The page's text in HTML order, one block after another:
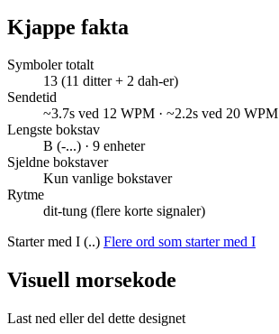
Kjappe fakta
Symboler totalt
13 (11 ditter + 2 dah-er)
Sendetid
~3.7s ved 12 WPM · ~2.2s ved 20 WPM
Lengste bokstav
B (-...) · 9 enheter
Sjeldne bokstaver
Kun vanlige bokstaver
Rytme
dit-tung (flere korte signaler)
Starter med I (..) Flere ord som starter med I
Visuell morsekode
Last ned eller del dette designet